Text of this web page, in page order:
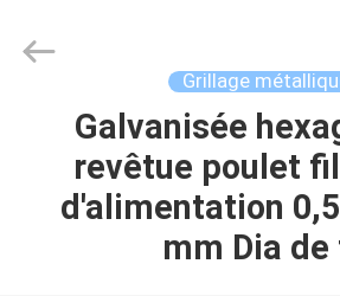
MAISON
Mesh
Grillage
Galvanisée
revêtue poulet
d'alimentation
mm Dia de